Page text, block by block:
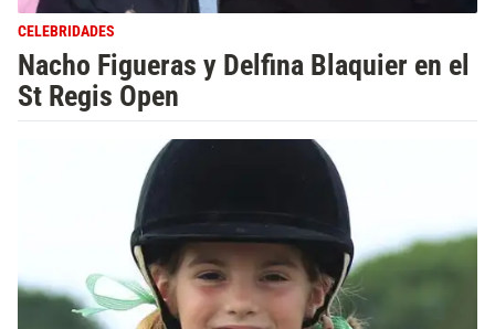
CELEBRIDADES
Nacho Figueras y Delfina Blaquier en el
St Regis Open